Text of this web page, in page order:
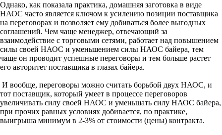
Однако, как показала практика, домашняя заготовка в виде
НАОС часто является ключом к усилению позиции поставщика
на переговорах и позволяет ему добиваться более выгодных
соглашений. Чем чаще менеджер, отвечающий за
взаимодействие с торговыми сетями, работает над повышением
силы своей НАОС и уменьшением силы НАОС байера, тем
чаще он проводит успешные переговоры и тем больше растет
его авторитет поставщика в глазах байера.
И вообще, переговоры можно считать борьбой двух НАОС, и
тот поставщик, который умеет в процессе переговоров
увеличивать силу своей НАОС и уменьшать силу НАОС байера,
при прочих равных условиях добивается, по практике,
выигрыша минимум в 2-3% от стоимости (цены) контракта.